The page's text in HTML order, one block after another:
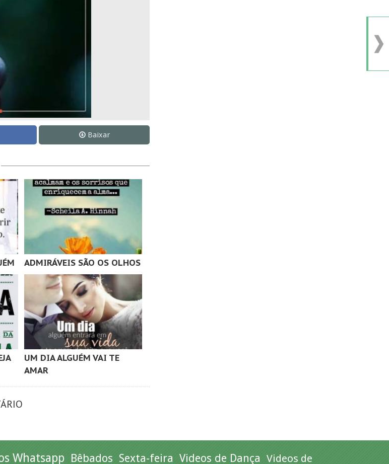
Baixar
ADMIRÁVEIS SÃO OS OLHOS
UM DIA ALGUÉM VAI TE
AMAR
Whatsapp Bêbados Sexta-feira Videos de Dança Videos de